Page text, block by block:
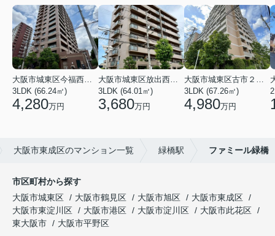
大阪市城東区今福西６丁目
3LDK (66.24㎡)
4,280万円
大阪市城東区放出西１丁目
3LDK (64.01㎡)
3,680万円
大阪市城東区古市２丁目
3LDK (67.26㎡)
4,980万円
大阪市東成区のマンション一覧 緑橋駅 ファミール緑橋
市区町村から探す
大阪市城東区
大阪市鶴見区 大阪市旭区
大阪市東成区
大阪市東淀川区
大阪市港区 大阪市淀川区
大阪市此花区
東大阪市
大阪市平野区